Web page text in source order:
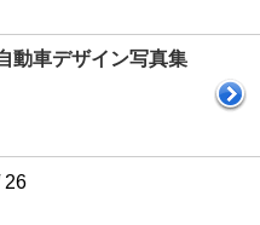
動車デザイン写真集
26